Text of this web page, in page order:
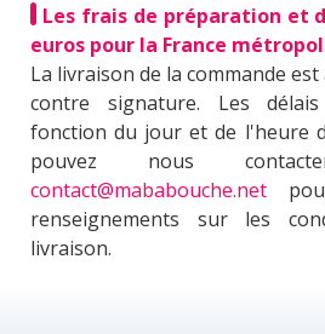
Les frais de préparation et
euros pour la France
La livraison de la commande
contre signature. Les
fonction du jour et de l'heure
pouvez nous
contact@mababouche.net
renseignements sur les
livraison.